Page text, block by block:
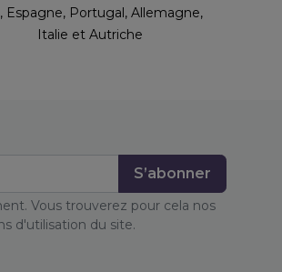
Espagne, Portugal, Allemagne,
Italie et Autriche
Vous trouverez pour cela nos
d'utilisation du site.